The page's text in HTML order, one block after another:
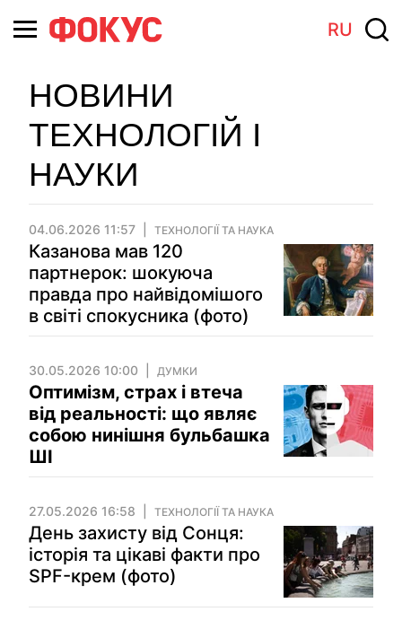
RU
НОВИНИ
ТЕХНОЛОГІЙ І
НАУКИ
04.06.2026 11:57 ТЕХНОЛОГІЇ ТА НАУКА
Казанова мав 120
партнерок: шокуюча
правда про найвідомішого
в світі спокусника (фото)
30.05.2026 10:00 ДУМКИ
Оптимізм, страх і втеча
від реальності: що являє
собою нинішня бульбашка
ШІ
27.05.2026 16:58 ТЕХНОЛОГІЇ ТА НАУКА
День захисту від Сонця:
історія та цікаві факти про
SPF-крем (фото)